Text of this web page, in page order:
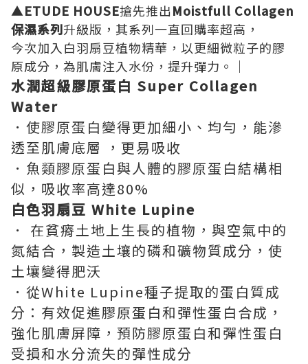
▲ETUDE HOUSE搶先推出Moistfull Collagen
保濕系列升級版，其系列一直回購率超高，
今次加入白羽扇豆植物精華，以更細微粒子的膠
原成分，為肌膚注入水份，提升彈力。｜
水潤超級膠原蛋白 Super Collagen
Water
．使膠原蛋白變得更加細小、均勻，能滲
透至肌膚底層 ，更易吸收
．魚類膠原蛋白與人體的膠原蛋白結構相
似，吸收率高達80%
白色羽扇豆 White Lupine
． 在貧瘠土地上生長的植物，與空氣中的
氮結合，製造土壤的磷和礦物質成分，使
土壤變得肥沃
．從White Lupine種子提取的蛋白質成
分：有效促進膠原蛋白和彈性蛋白合成，
強化肌膚屏障，預防膠原蛋白和彈性蛋白
受損和水分流失的彈性成分